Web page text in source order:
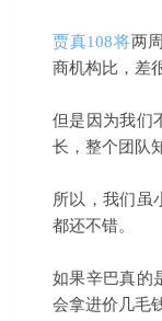
贾真108将两
商机构比，差
但是因为我们
长，整个团队
所以，我们虽
都还不错。
如果辛巴真的
会拿进价几毛